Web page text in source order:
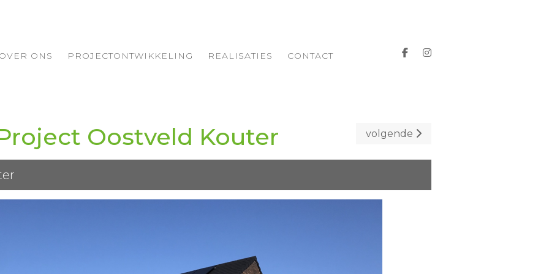
OVER ONS PROJECTONTWIKKELING REALISATIES CONTACT
Oostveld Kouter volgende